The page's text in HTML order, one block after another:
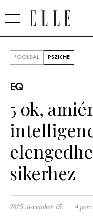
SZÉPSÉG
PSZICHÉ
PÁRKAPCSOLAT
FŐOLDAL PSZICHÉ
EQ
5 ok,
sikerhez
2025. december 15. 4